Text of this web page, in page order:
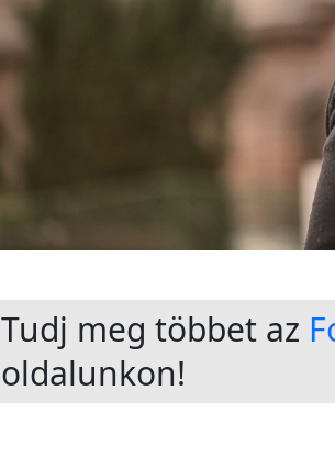
Tudj meg többet az
oldalunkon!